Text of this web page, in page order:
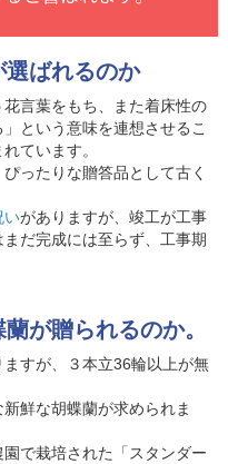
ばれるのか
言葉をもち、また着床性の
という意味を連想させるこ
ています。
ったりな贈答品として古く
いがありますが、竣工が工事
だ完成には至らず、工事期
が贈られるのか。
すが、３本立36輪以上が無
鮮な胡蝶蘭が求められま
で栽培された「スタンダー